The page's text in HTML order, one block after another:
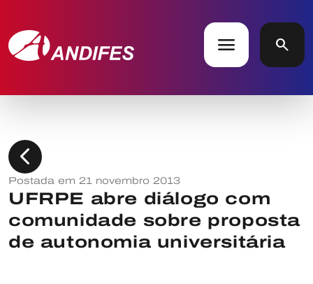
menu search
chevron_left
Postada em 21 novembro 2013
UFRPE abre diálogo com
comunidade sobre proposta
de autonomia universitária